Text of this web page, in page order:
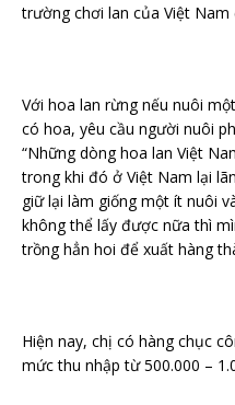
trường chơi lan của Việt Nam
Với hoa lan rừng nếu nuôi
có hoa, yêu cầu người nuôi
“Những dòng hoa lan Việt
trong khi đó ở Việt Nam lại
giữ lại làm giống một ít nuôi
không thể lấy được nữa thì
trồng hẳn hoi để xuất hàng
Hiện nay, chị có hàng chục
mức thu nhập từ 500.000 –